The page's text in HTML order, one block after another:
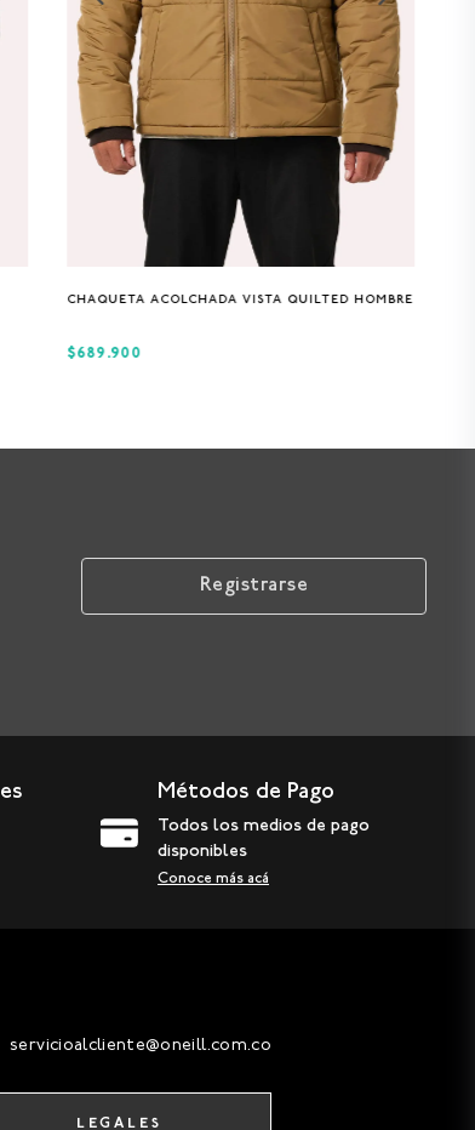
CHAQUETA ACOLCHADA VISTA QUILTED HOMBRE
S M L XL
$689.900
Registrarse
Métodos de Pago
Todos los medios de pago
disponibles
Conoce más acá
servicioalcliente@oneill.com.co
LEGALES